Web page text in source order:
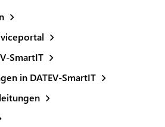
SmartIT
in DATEV-SmartIT